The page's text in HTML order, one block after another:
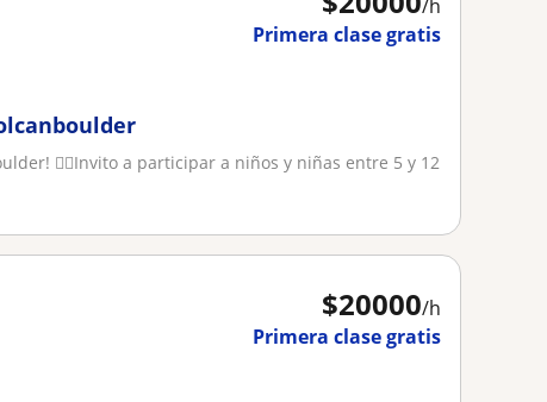
/h
Primera clase gratis
🧗‍♂️Invito a participar a niños y niñas entre 5 y 12
$20000/h
Primera clase gratis